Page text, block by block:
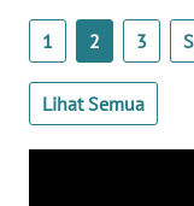
1 2 3
Lihat Semua
WN
BENGKULU
WN
LAMPUNG